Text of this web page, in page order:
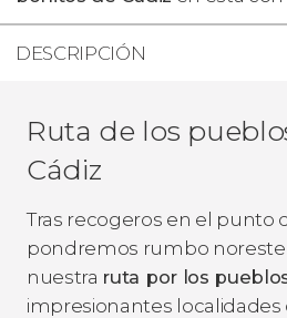
DESCRIPCIÓN
Ruta de los
Cádiz
Tras recogeros en el punto
pondremos rumbo
nuestra ruta por los
impresionantes localidades